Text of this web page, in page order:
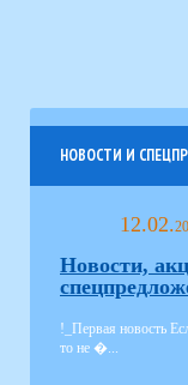
НОВОСТИ И
12.02.
Новости,
!_Первая новость
то не �...